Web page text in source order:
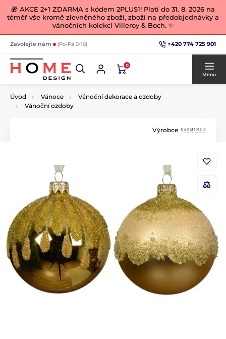
🎁 AKCE 2+1 ZDARMA s kódem 2PLUS1! Platí do 31. 8. 2026 na
téměř vše kromě zlevněného zboží, zboží na předobjednávky a
vánočních kolekcí Villeroy & Boch. ✨
Zavolejte nám (Po-Pá 9-16) +420 774 725 901
0
Menu
Úvod Vánoce
Vánoční dekorace a ozdoby
Vánoční ozdoby
Výrobce